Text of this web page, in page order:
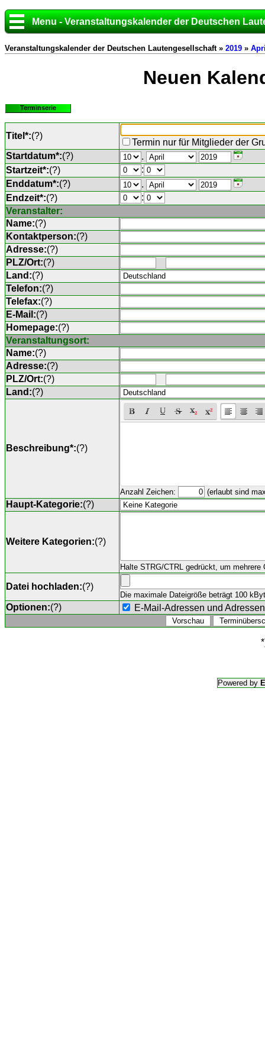
Menu - Veranstaltungskalender der Deutschen
Veranstaltungskalender der Deutschen Lautengesellschaft » 2019 »
Neuen
Terminserie
Titel*:(?)
Termin nur für Mitglieder der
Startdatum*:(?)
.
Startzeit*:(?)
:
Enddatum*:(?)
.
Endzeit*:(?)
:
Veranstalter:
Name:(?)
Kontaktperson:(?)
Adresse:(?)
PLZ/Ort:(?)
Land:(?)
Telefon:(?)
Telefax:(?)
E-Mail:(?)
Homepage:(?)
Veranstaltungsort:
Name:(?)
Adresse:(?)
PLZ/Ort:(?)
Land:(?)
Beschreibung*:(?)
Anzahl Zeichen: (erlaubt sind
Haupt-Kategorie:(?)
Weitere Kategorien:(?)
Halte STRG/CTRL gedrückt, um mehrere
Datei hochladen:(?)
Die maximale Dateigröße beträgt 100
Optionen:(?) E-Mail-Adressen und
Powered by